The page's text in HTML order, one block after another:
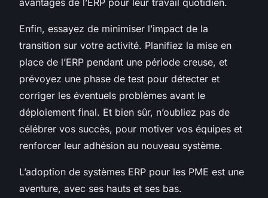
Enfin, essayez de minimiser l’impact de la
transition sur votre activité. Planifiez la mise en
place de l’ERP pendant une période creuse, et
prévoyez une phase de test pour détecter et
corriger les éventuels problèmes avant le
déploiement final. Et bien sûr, n’oubliez pas de
célébrer vos succès, pour motiver vos équipes et
renforcer leur adhésion au nouveau système.
L’adoption de systèmes ERP pour les PME est une
aventure, avec ses hauts et ses bas.